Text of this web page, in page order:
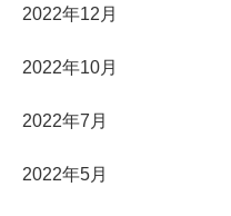
2022年12月
2022年10月
2022年7月
2022年5月